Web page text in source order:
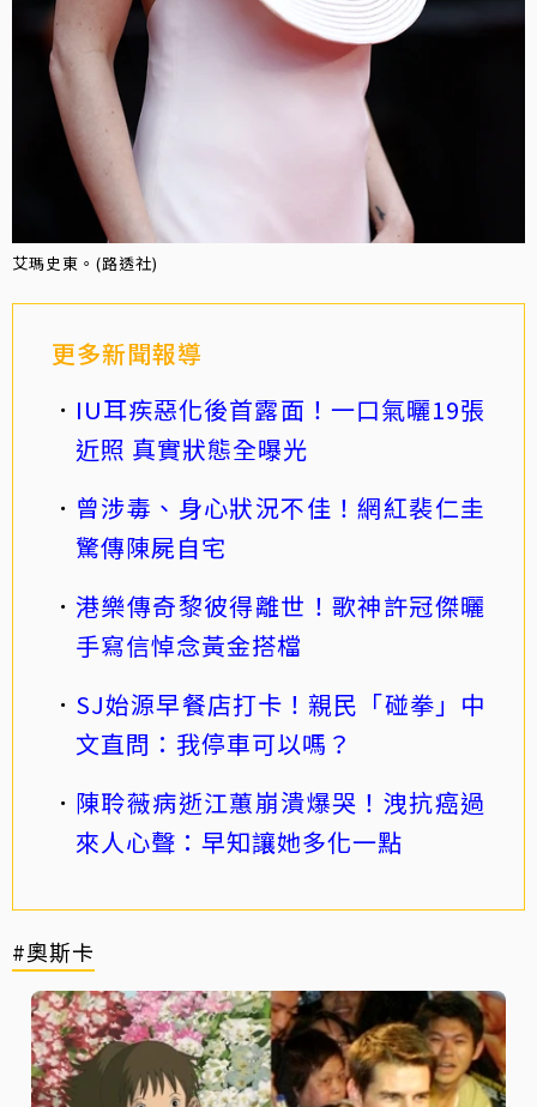
艾瑪史東。(路透社)
更多新聞報導
IU耳疾惡化後首露面！一口氣曬19張
近照 真實狀態全曝光
曾涉毒、身心狀況不佳！網紅裴仁圭
驚傳陳屍自宅
港樂傳奇黎彼得離世！歌神許冠傑曬
手寫信悼念黃金搭檔
SJ始源早餐店打卡！親民「碰拳」中
文直問：我停車可以嗎？
陳聆薇病逝江蕙崩潰爆哭！洩抗癌過
來人心聲：早知讓她多化一點
#奧斯卡